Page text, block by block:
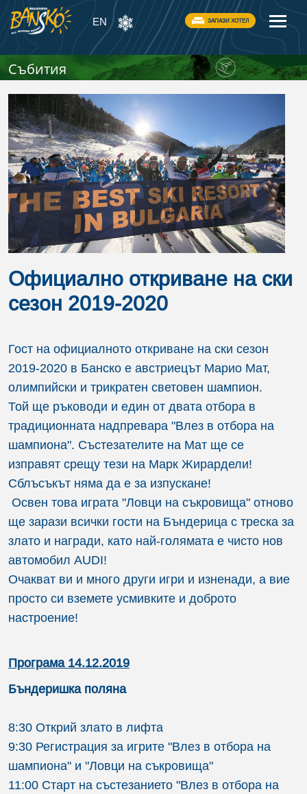
EN ЗАПАЗИ ХОТЕЛ
Събития
Официално откриване на ски
сезон 2019-2020
Гост на официалното откриване на ски сезон
2019-2020 в Банско е австриецът Марио Мат,
олимпийски и трикратен световен шампион.
Той ще ръководи и един от двата отбора в
традиционната надпревара "Влез в отбора на
шампиона". Състезателите на Мат ще се
изправят срещу тези на Марк Жирардели!
Сблъсъкът няма да е за изпускане!
Освен това играта "Ловци на съкровища" отново
ще зарази всички гости на Бъндерица с треска за
злато и награди, като най-голямата е чисто нов
автомобил AUDI!
Очакват ви и много други игри и изненади, а вие
просто си вземете усмивките и доброто
настроение!
Програма 14.12.2019
Бъндеришка поляна
8:30 Открий злато в лифта
9:30 Регистрация за игрите "Влез в отбора на
шампиона" и "Ловци на съкровища"
11:00 Старт на състезанието "Влез в отбора на